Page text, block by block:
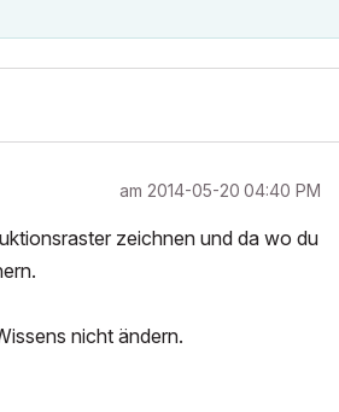
am ‎2014-05-20 04:40 PM
zeichnen und da wo du
nicht ändern.